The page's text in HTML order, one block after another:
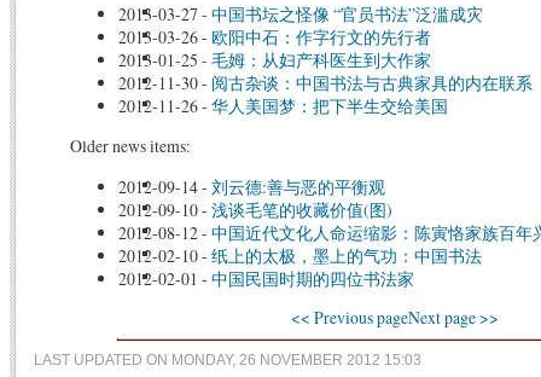
2013-03-27 - 中国书坛之怪像 “官员书法”泛滥成灾
2013-03-26- 欧阳中石：作字行文的先行者
2013-01-25 - 毛姆：从妇产科医生到大作家
2012-11-30- 阅古杂谈：中国书法与古典家具的内在联系
2012-11-26- 华人美国梦：把下半生交给美国
Older news items:
2012-09-14- 刘云德:善与恶的平衡观
2012-09-10- 浅谈毛笔的收藏价值(图)
2012-08-12- 中国近代文化人命运缩影：陈寅恪家族百年
2012-02-10- 纸上的太极，墨上的气功：中国书法
2012-02-01 - 中国民国时期的四位书法家
<< Previous pageNext page >>
LAST UPDATED ON MONDAY, 26 NOVEMBER 2012 15:03